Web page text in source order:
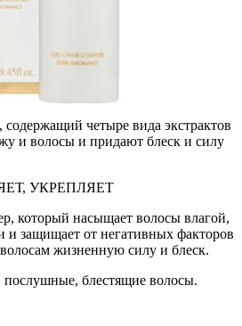
четыре вида экстрактов
и волосы и придают блеск и силу
УКРЕПЛЯЕТ
который насыщает волосы влагой,
и защищает от негативных факторов
жизненную силу и блеск.
блестящие волосы.